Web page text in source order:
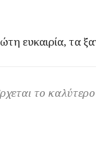
ευκαιρία, τα
το